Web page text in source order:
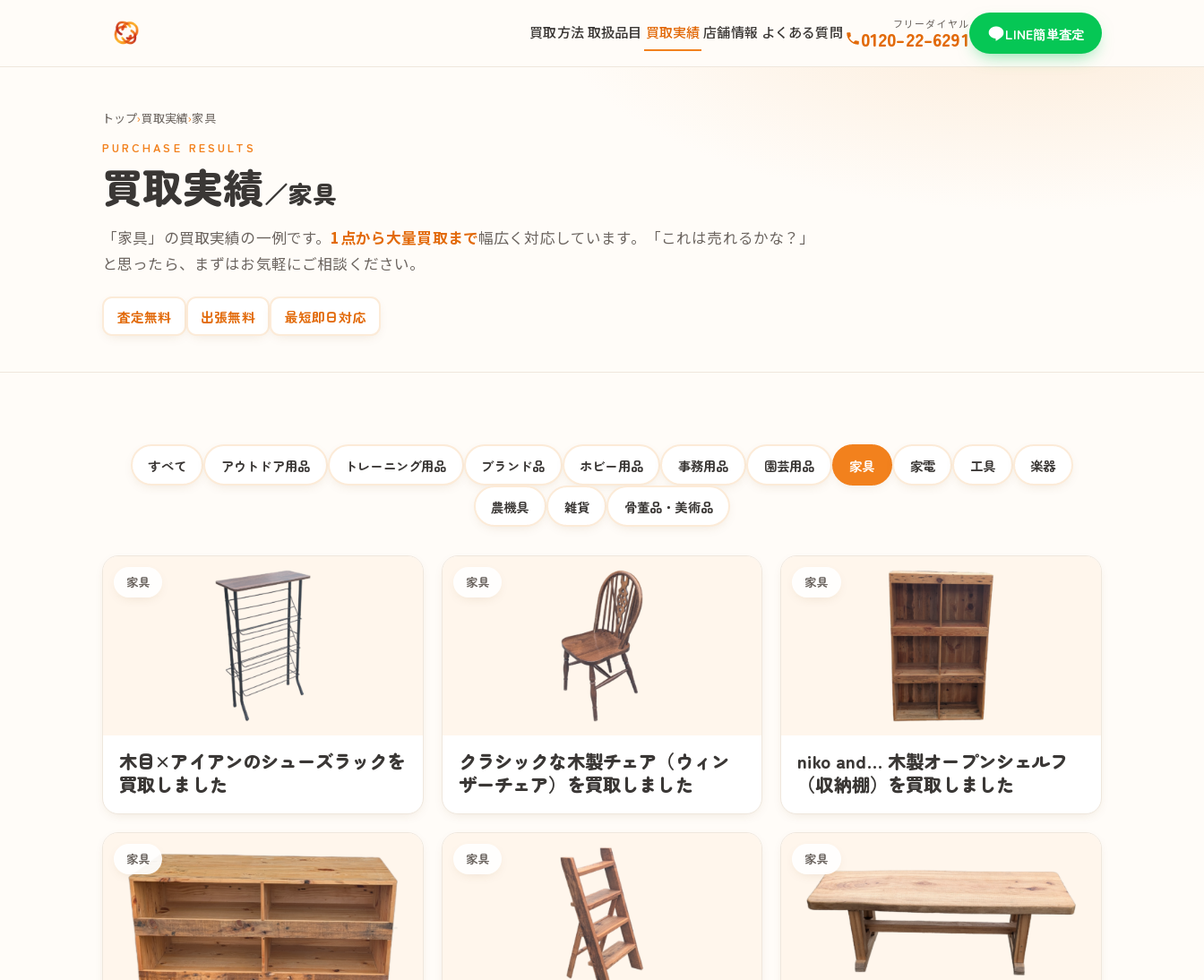
買取方法取扱品目 買取実績 店舗情報 よくある質問 フリーダイヤル
0120-22-6291 LINE簡単査定
トップ›買取実績›家具
PURCHASE RESULTS
買取実績／家具
「家具」の買取実績の一例です。 1点から大量買取まで幅広く対応しています。「これは売れるかな？」
と思ったら、まずはお気軽にご相談ください。
査定無料 出張無料 最短即日対応
すべて アウトドア用品 トレーニング用品 ブランド品 ホビー用品 事務用品 園芸用品 家具 家電 工具 楽器
農機具 雑貨 骨董品・美術品
家具
木目×アイアンのシューズラックを
買取しました
家具
クラシックな木製チェア（ウィン
ザーチェア）を買取しました
家具
niko and… 木製オープンシェルフ
（収納棚）を買取しました
家具 家具 家具